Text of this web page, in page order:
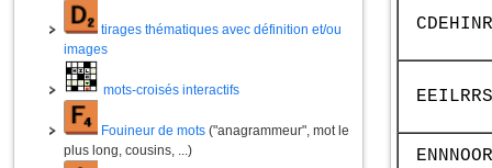
tirages thématiques avec définition et/ou
images
mots-croisés interactifs
Fouineur de mots ("anagrammeur", mot le
plus long, cousins, ...)